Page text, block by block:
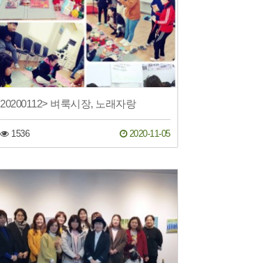
20200112> 벼룩시장, 노래자랑
1536 2020-11-05